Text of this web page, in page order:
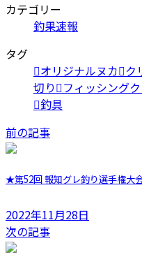
カテゴリー
釣果速報
タグ
オリジナルヌカ ク
切り
フィッシング
釣具
前の記事
★第52回 報知グレ釣り選手権大
2022年11月28日
次の記事